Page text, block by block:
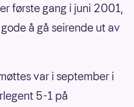
første gang i juni 2001,
å gå seirende ut av
var i september i
5-1 på